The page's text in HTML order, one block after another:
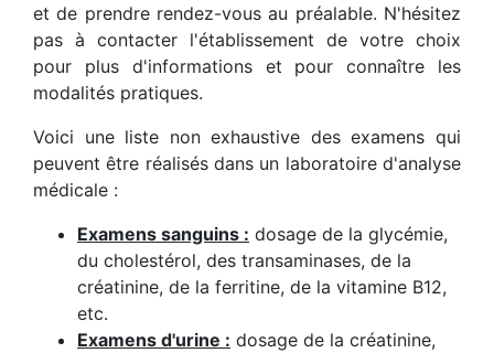
et de prendre rendez-vous au préalable. N'hésitez
pas à contacter l'établissement de votre choix
pour plus d'informations et pour connaître les
modalités pratiques.
Voici une liste non exhaustive des examens qui
peuvent être réalisés dans un laboratoire d'analyse
médicale :
Examens sanguins : dosage de la glycémie,
du cholestérol, des transaminases, de la
créatinine, de la ferritine, de la vitamine B12,
etc.
Examens d'urine : dosage de la créatinine,